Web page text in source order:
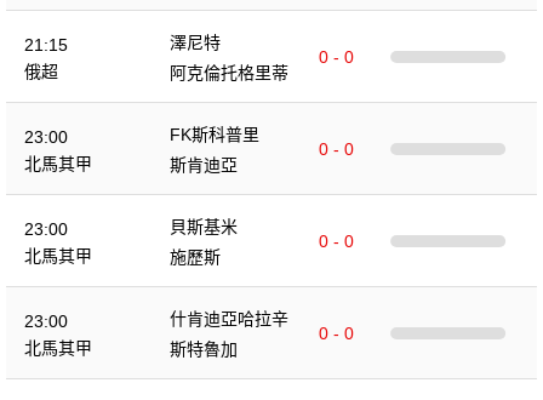
21:15
俄超
澤尼特
0 - 0
阿克倫托格里蒂
23:00
北馬其甲
FK斯科普里
0 - 0
斯肯迪亞
23:00
北馬其甲
貝斯基米
0 - 0
施歷斯
23:00
北馬其甲
什肯迪亞哈拉辛
0 - 0
斯特魯加